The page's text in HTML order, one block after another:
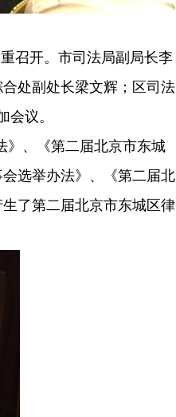
召开。市司法局副局长李
处副处长梁文辉；区司法
议。
》、《第二届北京市东城
选举办法》、《第二届北
了第二届北京市东城区律